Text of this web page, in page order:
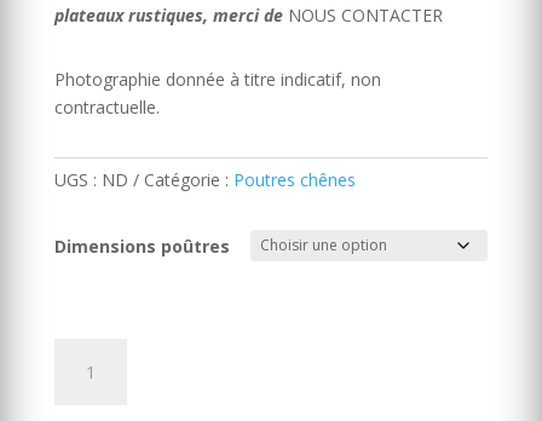
plateaux rustiques, merci de NOUS CONTACTER
Photographie donnée à titre indicatif, non
contractuelle.
UGS : ND Catégorie : Poutres chênes
Dimensions poûtres